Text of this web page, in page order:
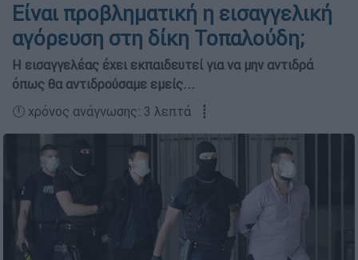
Είναι προβληματική η εισαγγελική
αγόρευση στη δίκη Τοπαλούδη;
Η εισαγγελέας έχει εκπαιδευτεί για να μην αντιδρά
όπως θα αντιδρούσαμε εμείς...
🕛 χρόνος ανάγνωσης: 3 λεπτά ┋